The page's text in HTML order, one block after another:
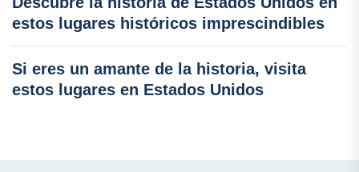
estos lugares históricos imprescindibles
Si eres un amante de la historia, visita
estos lugares en Estados Unidos